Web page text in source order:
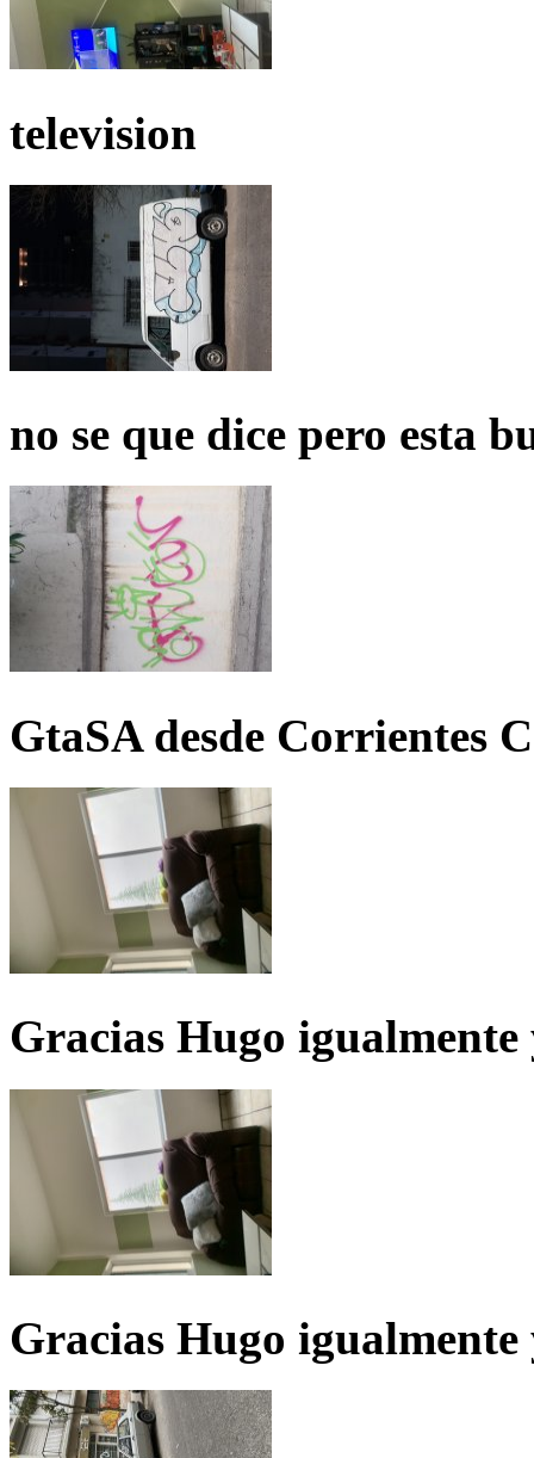
television
no se que dice pero esta
GtaSA desde Corrientes
Gracias Hugo igualmente
Gracias Hugo igualmente